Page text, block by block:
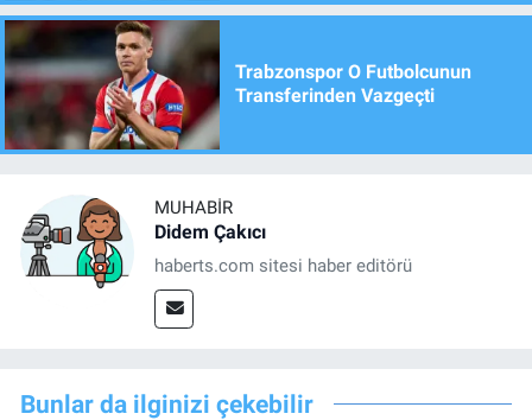
Trabzonspor O Futbolcunun
Transferinden Vazgeçti
MUHABIR
Didem Çakıcı
haberts.com sitesi haber editörü
Bunlar da ilginizi çekebilir